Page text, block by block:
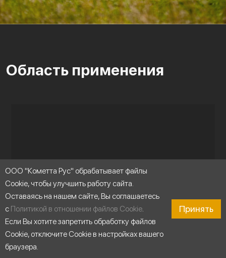
Область применения
ООО "Кометта Рус" обрабатывает файлы
Cookie, чтобы улучшить работу сайта.
Оставаясь на нашем сайте, Вы соглашаетесь
с Политикой в отношении файлов Cookie.
Если Вы хотите запретить обработку файлов
Cookie, отключите Cookie в настройках вашего
браузера.
Принять